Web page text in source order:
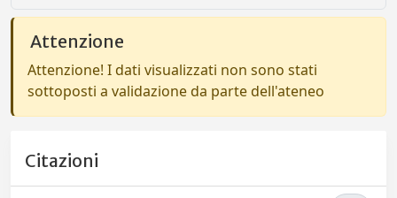
Attenzione
Attenzione! I dati visualizzati non sono stati
sottoposti a validazione da parte dell'ateneo
Citazioni